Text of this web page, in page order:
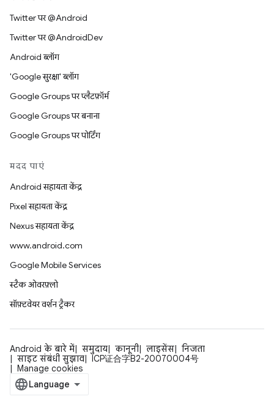
Twitter पर @Android
Twitter पर @AndroidDev
Android ब्लॉग
'Google सुरक्षा' ब्लॉग
Google Groups पर प्लैटफ़ॉर्म
Google Groups पर बनाना
Google Groups पर पोर्टिंग
मदद पाएं
Android सहायता केंद्र
Pixel सहायता केंद्र
Nexus सहायता केंद्र
www.android.com
Google Mobile Services
स्टैक ओवरफ़्लो
सॉफ़्टवेयर वर्शन ट्रैकर
Android के बारे में समुदाय कानूनी लाइसेंस
निजता
साइट संबंधी सुझाव
ICP证合字B2-20070004号
Manage cookies